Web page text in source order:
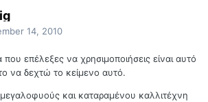
14, 2010
επέλεξες να χρησιμοποιήσεις είναι αυτό
να δεχτώ το κείμενο αυτό.
και καταραμένου καλλιτέχνη